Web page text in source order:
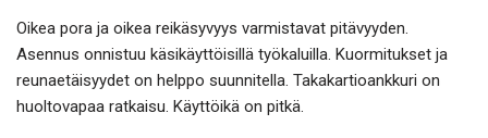
Oikea pora ja oikea reikäsyvyys varmistavat pitävyyden.
Asennus onnistuu käsikäyttöisillä työkaluilla. Kuormitukset ja
reunaetäisyydet on helppo suunnitella. Takakartioankkuri on
huoltovapaa ratkaisu. Käyttöikä on pitkä.